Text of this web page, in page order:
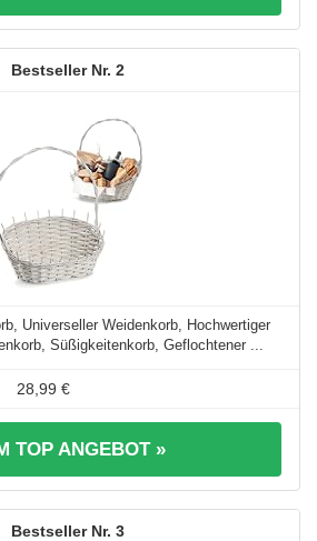
2
Universeller Weidenkorb, Hochwertiger
Süßigkeitenkorb, Geflochtener ...
28,99 €
TOP ANGEBOT »
3